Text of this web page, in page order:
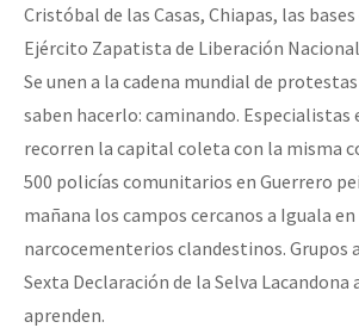
Cristóbal de las Casas, Chiapas, las
Ejército Zapatista de Liberación
Se unen a la cadena mundial de
saben hacerlo: caminando. Especialistas
recorren la capital coleta con la misma
500 policías comunitarios en Guerrero
mañana los campos cercanos a Iguala en
narcocementerios clandestinos. Grupos
Sexta Declaración de la Selva Lacandona
aprenden.